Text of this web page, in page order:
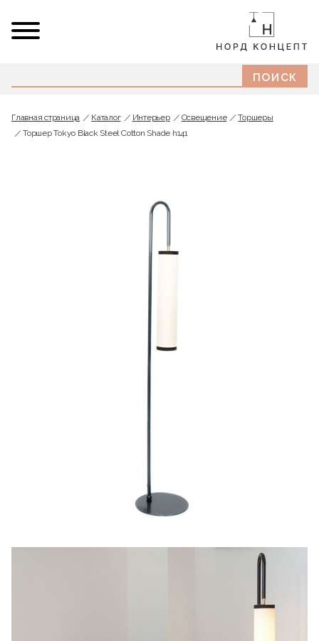
Главная страница Каталог Интерьер Освещение
Торшеры
Торшер Tokyo Black Steel Cotton Shade h141